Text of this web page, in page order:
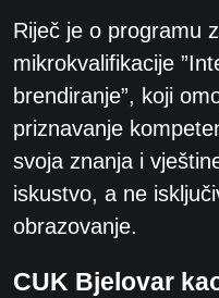
Riječ je o programu
mikrokvalifikacije
brendiranje”, koji
priznavanje
svoja znanja i
iskustvo, a ne
obrazovanje.
CUK Bjelovar